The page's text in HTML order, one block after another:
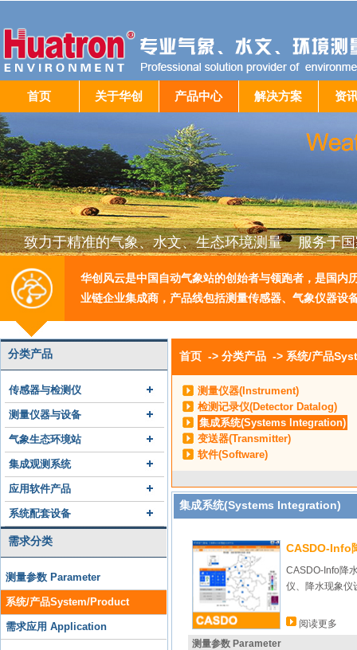
首页 关于华创 产品中心 解决方案 资
致力于精准的气象、水文、生态环境测量 服务于
华创风云是中国自动气象站的创始者与领跑者，是国内
业链企业集成商，产品线包括测量传感器、气象仪器设
分类产品
传感器与检测仪
测量仪器与设备
气象生态环境站
集成观测系统
应用软件产品
系统配套设备
需求分类
测量参数 Parameter
系统/产品System/Product
需求应用 Application
首页 -> 分类产品 -> 系统/产品
测量仪器(Instrument)
检测记录仪(Detector Datalog)
集成系统(Systems Integration)
变送器(Transmitter)
软件(Software)
集成系统(Systems Integration)
CASDO-Info
CASDO-Info降
仪、降水现象仪
阅读更多
测量参数 Parameter